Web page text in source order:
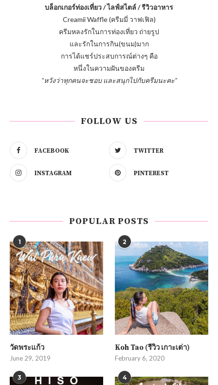
บล็อกเกอร์ท่องเที่ยว / ไลฟ์สไตล์ / รีวิวอาหาร
Creamii Waffle (ครีมมี่ วาฟเฟิล)
ครีมหลงรักในการท่องเที่ยว ถ่ายรูป
และรักในการกิน(ขนม)มาก
การได้แชร์ประสบการณ์ต่างๆ คือ
หนึ่งในความฝันของครีม
"หวังว่าทุกคนจะชอบ และสนุกไปกับครีมนะคะ"
FOLLOW US
FACEBOOK TWITTER
INSTAGRAM PINTEREST
POPULAR POSTS
1
วัดพระแก้ว
June 29, 2019
2
Koh Tao (รีวิว เกาะเต่า)
February 6, 2020
3 4